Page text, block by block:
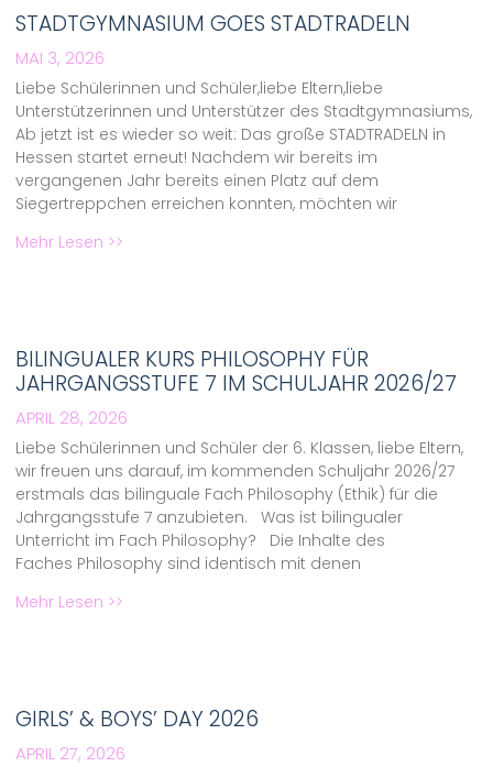
STADTGYMNASIUM GOES STADTRADELN
MAI 3, 2026
Liebe Schülerinnen und Schüler,liebe Eltern,liebe
Unterstützerinnen und Unterstützer des Stadtgymnasiums,
Ab jetzt ist es wieder so weit: Das große STADTRADELN in
Hessen startet erneut! Nachdem wir bereits im
vergangenen Jahr bereits einen Platz auf dem
Siegertreppchen erreichen konnten, möchten wir
Mehr Lesen >>
BILINGUALER KURS PHILOSOPHY FÜR
JAHRGANGSSTUFE 7 IM SCHULJAHR 2026/27
APRIL 28, 2026
Liebe Schülerinnen und Schüler der 6. Klassen, liebe Eltern,
wir freuen uns darauf, im kommenden Schuljahr 2026/27
erstmals das bilinguale Fach Philosophy (Ethik) für die
Jahrgangsstufe 7 anzubieten. Was ist bilingualer
Unterricht im Fach Philosophy? Die Inhalte des
Faches Philosophy sind identisch mit denen
Mehr Lesen >>
GIRLS’ & BOYS’ DAY 2026
APRIL 27, 2026